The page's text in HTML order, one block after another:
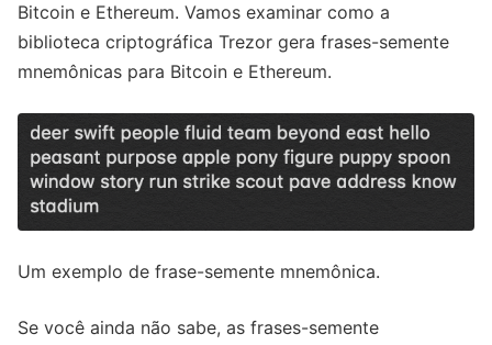
Bitcoin e Ethereum. Vamos examinar como a
biblioteca criptográfica Trezor gera frases-semente
mnemônicas para Bitcoin e Ethereum.
Um exemplo de frase-semente mnemônica.
Se você ainda não sabe, as frases-semente